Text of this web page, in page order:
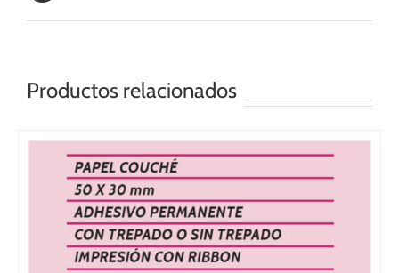
Productos relacionados